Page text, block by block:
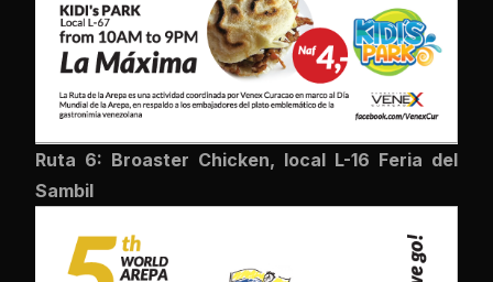
Ruta 6: Broaster Chicken, local L-16 Feria del
Sambil